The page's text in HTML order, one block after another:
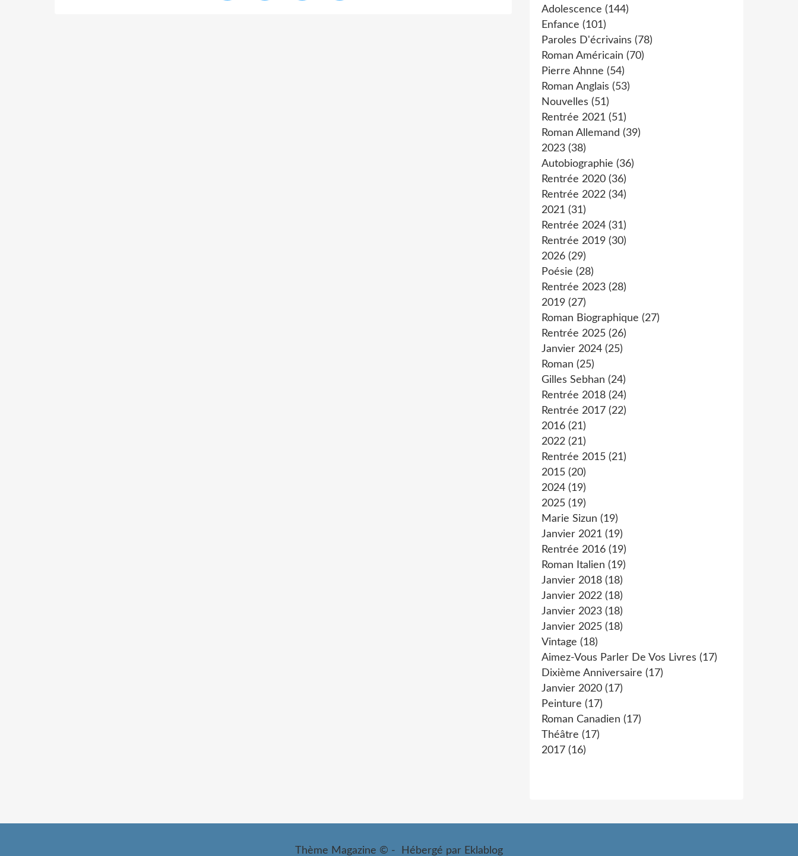
Adolescence (144)
Enfance (101)
Paroles D'écrivains (78)
Roman Américain (70)
Pierre Ahnne (54)
Roman Anglais (53)
Nouvelles (51)
Rentrée 2021 (51)
Roman Allemand (39)
2023 (38)
Autobiographie (36)
Rentrée 2020 (36)
Rentrée 2022 (34)
2021 (31)
Rentrée 2024 (31)
Rentrée 2019 (30)
2026 (29)
Poésie (28)
Rentrée 2023 (28)
2019 (27)
Roman Biographique (27)
Rentrée 2025 (26)
Janvier 2024 (25)
Roman (25)
Gilles Sebhan (24)
Rentrée 2018 (24)
Rentrée 2017 (22)
2016 (21)
2022 (21)
Rentrée 2015 (21)
2015 (20)
2024 (19)
2025 (19)
Marie Sizun (19)
Janvier 2021 (19)
Rentrée 2016 (19)
Roman Italien (19)
Janvier 2018 (18)
Janvier 2022 (18)
Janvier 2023 (18)
Janvier 2025 (18)
Vintage (18)
Aimez-Vous Parler De Vos Livres (17)
Dixième Anniversaire (17)
Janvier 2020 (17)
Peinture (17)
Roman Canadien (17)
Théâtre (17)
2017 (16)
Thème Magazine © - Hébergé par Eklablog